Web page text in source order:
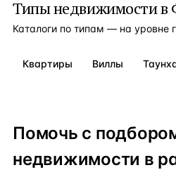
Типы недвижимости в
Каталоги по типам — на уровне
Квартиры Виллы
Помочь с
недвижимости в